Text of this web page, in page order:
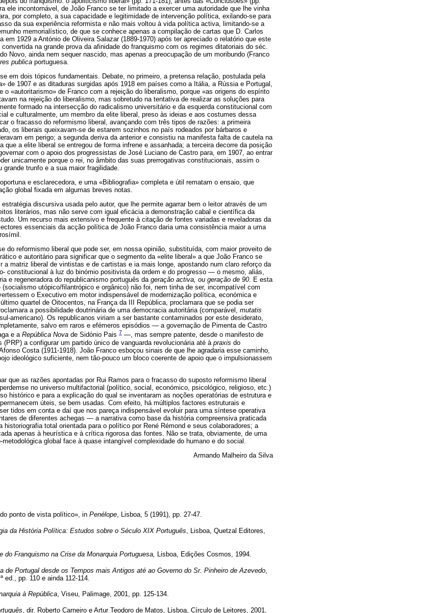
ele incontornável, de João Franco se ter limitado a exercer uma autoridade que lhe vinha
por completo, a sua capacidade e legitimidade de intervenção política, exilando-se para
da sua experiência reformista e não mais voltou à vida política activa, limitando-se a
memorialístico, de que se conhece apenas a compilação de cartas que D. Carlos
em 1929 a António de Oliveira Salazar (1889-1970) após ter apreciado o relatório que este
na grande prova da afinidade do franquismo com os regimes ditatoriais do séc.
Novo, ainda nem sequer nascido, mas apenas a preocupação de um moribundo (Franco
res publica portuguesa.
em dois tópicos fundamentais. Debate, no primeiro, a pretensa relação, postulada pela
de 1907 e as ditaduras surgidas após 1918 em países como a Itália, a Rússia e Portugal,
o «autoritarismo» de Franco com a rejeição do liberalismo, porque «as origens do espírito
na rejeição do liberalismo, mas sobretudo na tentativa de realizar as soluções para
formado na intersecção do radicalismo universitário e da esquerda constitucional com
e culturalmente, um membro da elite liberal, preso às ideias e aos costumes dessa
o fracasso do reformismo liberal, avançando com três tipos de razões: a primeira
os liberais queixavam-se de estarem sozinhos no país rodeados por bárbaros e
em perigo; a segunda deriva da anterior e consistiu na manifesta falta de cautela na
que a elite liberal se entregou de forma infrene e assanhada; a terceira decorre da posição
com o apoio dos progressistas de José Luciano de Castro para, em 1907, ao entrar
unicamente porque o rei, no âmbito das suas prerrogativas constitucionais, assim o
trunfo e a sua maior fragilidade.
e esclarecedora, e uma «Bibliografia» completa e útil rematam o ensaio, que
global fixada em algumas breves notas.
discursiva usada pelo autor, que lhe permite agarrar bem o leitor através de um
literários, mas não serve com igual eficácia a demonstração cabal e científica da
Um recurso mais extensivo e frequente à citação de fontes variadas e reveladoras da
essenciais da acção política de João Franco daria uma consistência maior a uma
do reformismo liberal que pode ser, em nossa opinião, substituída, com maior proveito de
e autoritário para significar que o segmento da «elite liberal» a que João Franco se
a matriz liberal de vintistas e de cartistas e ia mais longe, apostando num claro reforço da
constitucional à luz do binómio positivista da ordem e do progresso — o mesmo, aliás,
e regeneradora do republicanismo português da geração activa, ou geração de 90. E esta
utópico/filantrópico e orgânico) não foi, nem tinha de ser, incompatível com
o Executivo em motor indispensável de modernização política, económica e
quartel de Oitocentos, na França da III República, proclamara que se podia ser
a possibilidade doutrinária de uma democracia autoritária (comparável, mutatis
americano). Os republicanos viriam a ser bastante contaminados por este desiderato,
salvo em raros e efémeros episódios — a governação de Pimenta de Castro
e a República Nova de Sidónio Pais 7 —, mas sempre patente, desde o manifesto de
(PRP) a configurar um partido único de vanguarda revolucionária até à praxis do
Costa (1911-1918). João Franco esboçou sinais de que lhe agradaria esse caminho,
ideológico suficiente, nem tão-pouco um bloco coerente de apoio que o impulsionassem
que as razões apontadas por Rui Ramos para o fracasso do suposto reformismo liberal
no universo multifactorial (político, social, económico, psicológico, religioso, etc.)
histórico e para a explicação do qual se inventaram as noções operatórias de estrutura e
úteis, se bem usadas. Com efeito, há múltiplos factores estruturais e
tidos em conta e daí que nos pareça indispensável evoluir para uma síntese operativa
de diferentes achegas — a narrativa como base da história compreensiva praticada
historiografia total orientada para o político por René Rémond e seus colaboradores; a
apenas à heurística e à crítica rigorosa das fontes. Não se trata, obviamente, de uma
global face à quase intangível complexidade do humano e do social.
Armando Malheiro da Silva
ponto de vista político», in Penélope, Lisboa, 5 (1991), pp. 27-47.
da História Política: Estudos sobre o Século XIX Português , Lisboa, Quetzal Editores,
do Franquismo na Crise da Monarquia Portuguesa, Lisboa, Edições Cosmos, 1994.
de Portugal desde os Tempos mais Antigos até ao Governo do Sr. Pinheiro de Azevedo,
ed., pp. 110 e ainda 112-114.
à República, Viseu, Palimage, 2001, pp. 125-134.
, dir. Roberto Carneiro e Artur Teodoro de Matos, Lisboa, Círculo de Leitores, 2001,